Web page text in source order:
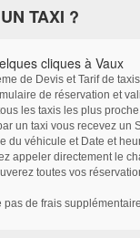
TAXI ?
cliques à Vaux
de Devis et Tarif de
de réservation et
les taxis les plus
un taxi vous recevez un
véhicule et Date et
appeler directement le
toutes vos
de frais